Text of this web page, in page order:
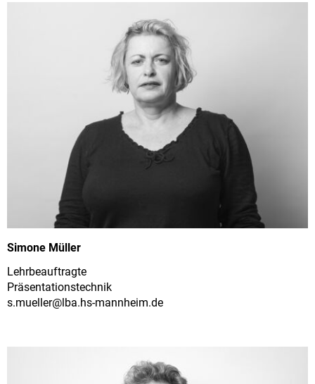
Simone Müller
Lehrbeauftragte
Präsentationstechnik
s.mueller@lba.hs-mannheim.de